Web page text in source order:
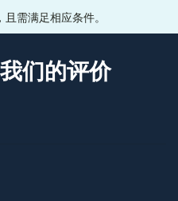
需满足相应条件。
们的评价